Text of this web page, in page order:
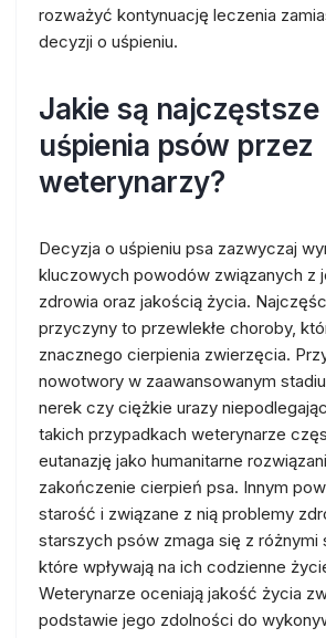
rozważyć kontynuację leczenia
decyzji o uśpieniu.
Jakie są
uśpienia psów przez
weterynarzy?
Decyzja o uśpieniu psa zazwyczaj
kluczowych powodów związanych z
zdrowia oraz jakością życia.
przyczyny to przewlekłe choroby,
znacznego cierpienia zwierzęcia.
nowotwory w zaawansowanym
nerek czy ciężkie urazy
takich przypadkach weterynarze
eutanazję jako humanitarne
zakończenie cierpień psa. Innym
starość i związane z nią problemy
starszych psów zmaga się z różnymi
które wpływają na ich codzienne
Weterynarze oceniają jakość życia
podstawie jego zdolności do